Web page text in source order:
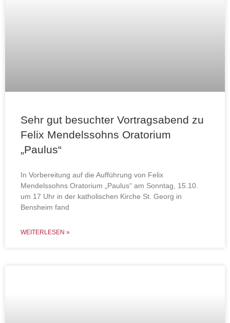
Sehr gut besuchter Vortragsabend zu
Felix Mendelssohns Oratorium
„Paulus“
In Vorbereitung auf die Aufführung von Felix
Mendelssohns Oratorium „Paulus“ am Sonntag, 15.10.
um 17 Uhr in der katholischen Kirche St. Georg in
Bensheim fand
WEITERLESEN »